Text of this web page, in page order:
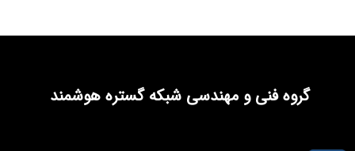
گروه فنی و مهندسی شبکه گستره هوشمند